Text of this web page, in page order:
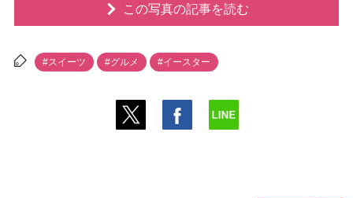
この写真の記事を読む
#スイーツ #グルメ #イースター